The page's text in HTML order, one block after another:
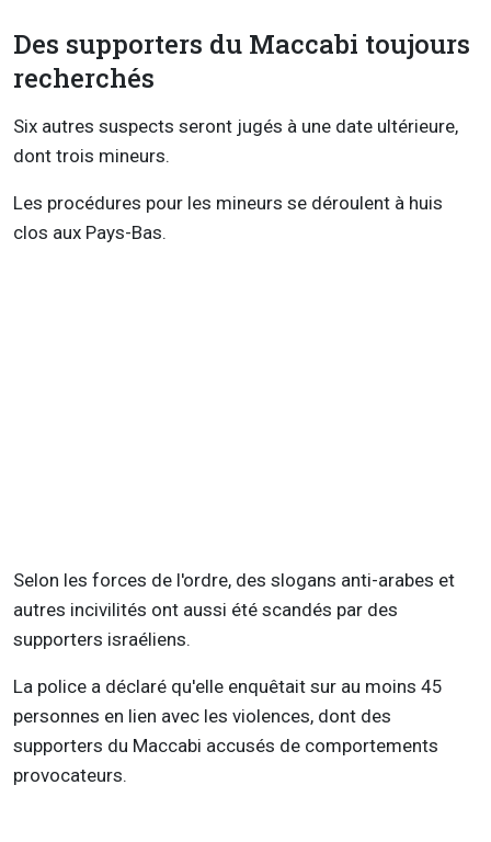
Des supporters du Maccabi toujours
recherchés
Six autres suspects seront jugés à une date ultérieure,
dont trois mineurs.
Les procédures pour les mineurs se déroulent à huis
clos aux Pays-Bas.
Selon les forces de l'ordre, des slogans anti-arabes et
autres incivilités ont aussi été scandés par des
supporters israéliens.
La police a déclaré qu'elle enquêtait sur au moins 45
personnes en lien avec les violences, dont des
supporters du Maccabi accusés de comportements
provocateurs.